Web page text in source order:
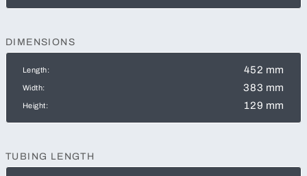
DIMENSIONS
Length: 452 mm
Width: 383 mm
Height: 129 mm
TUBING LENGTH